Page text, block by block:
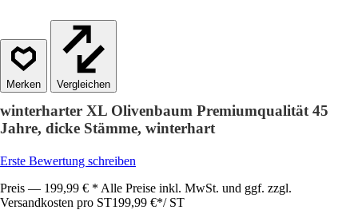
Vergleichen
winterharter XL Olivenbaum Premiumqualität 45
Jahre, dicke Stämme, winterhart
Erste Bewertung schreiben
Preis — 199,99 € * Alle Preise inkl. MwSt. und ggf. zzgl.
Versandkosten pro ST199,99 €*/ ST